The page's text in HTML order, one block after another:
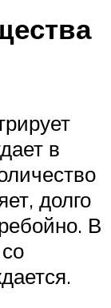
в
долго
В